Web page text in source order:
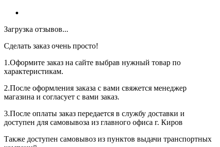
Загрузка отзывов...
Сделать заказ очень просто!
1.Оформите заказ на сайте выбрав нужный товар по
характеристикам.
2.После оформления заказа с вами свяжется менеджер
магазина и согласует с вами заказ.
3.После оплаты заказ передается в службу доставки и
доступен для самовывоза из главного офиса г. Киров
Также доступен самовывоз из пунктов выдачи транспортных